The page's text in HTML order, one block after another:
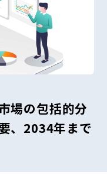
場の包括的分
、2034年まで